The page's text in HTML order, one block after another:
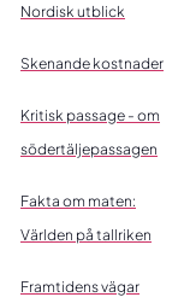
Nordisk utblick
Skenande kostnader
Kritisk passage - om
södertäljepassagen
Fakta om maten:
Världen på tallriken
Framtidens vägar